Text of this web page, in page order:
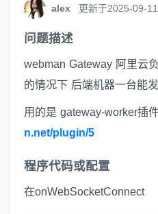
alex 更新于2025-09-11
问题描述
webman Gateway 阿里云
的情况下 后端机器一台能
用的是 gateway-worker插
n.net/plugin/5
程序代码或配置
在onWebSocketConnect